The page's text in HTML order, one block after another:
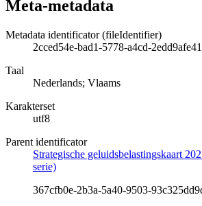
Meta-metadata
Metadata identificator (fileIdentifier)
2cced54e-bad1-5778-a4cd-
Taal
Nederlands; Vlaams
Karakterset
utf8
Parent identificator
Strategische geluidsbelastingskaart
serie)
367cfb0e-2b3a-5a40-9503-